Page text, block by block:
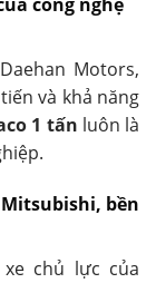
Motors,
và khả năng
1 tấn luôn là
Mitsubishi, bền
chủ lực của